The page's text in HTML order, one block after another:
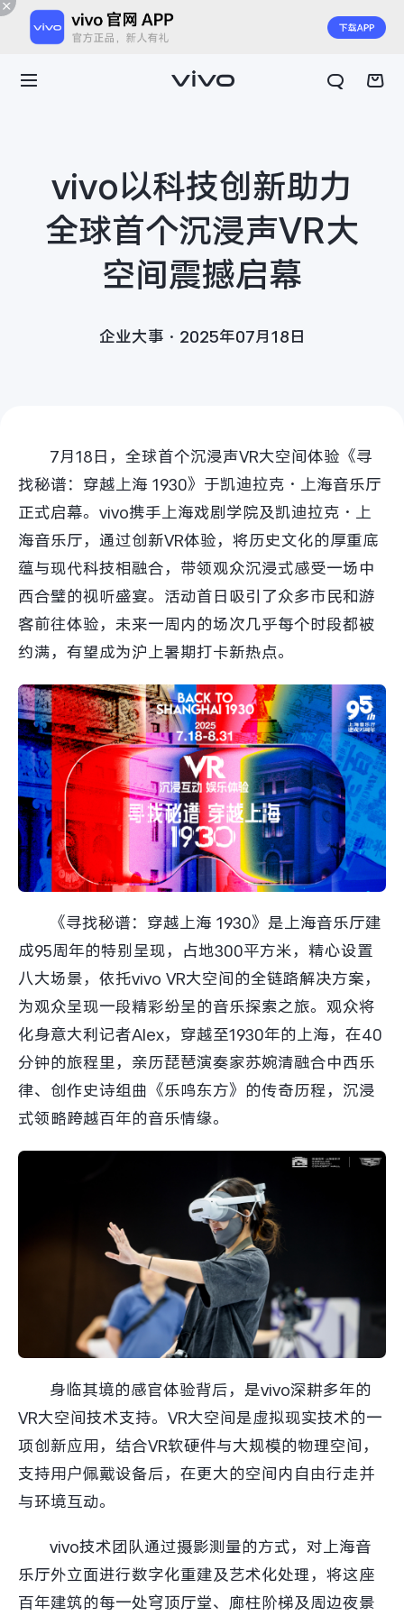
X300 Ultra X300s
X300 Pro X300
X Fold5 X200 Ultra
全部X机型
S50 Pro mini
S30 Pro mini S30
S20 Pro
Y600 Turbo Y600 Pro
Y6 Y60
对比Y机型
iQOO Neo11 至尊版 预约 iQOO Z11S 预约
iQOO Z11i iQOO 15T
iQOO Z11 iQOO 15 Ultra
iQOO Z11 Turbo iQOO Neo11
全部iQOO机型 对比iQOO机型
vivo TWS 5 Pro vivo Pad6 Pro
vivo 头戴降噪耳机 vivo TWS 5e
iQOO Pad6 Pro iQOO TWS 5e
vivo WATCH GT 2 vivo Vision
全部智能硬件
vivo以科技创新助力
全球首个沉浸声VR大
空间震撼启幕
企业大事·2025年07月18日
7月18日，全球首个沉浸声VR大空间体验《寻
找秘谱：穿越上海 1930》于凯迪拉克·上海音乐厅
正式启幕。vivo携手上海戏剧学院及凯迪拉克·上
海音乐厅，通过创新VR体验，将历史文化的厚重底
蕴与现代科技相融合，带领观众沉浸式感受一场中
西合璧的视听盛宴。活动首日吸引了众多市民和游
客前往体验，未来一周内的场次几乎每个时段都被
约满，有望成为沪上暑期打卡新热点。
《寻找秘谱：穿越上海 1930》是上海音乐厅建
成95周年的特别呈现，占地300平方米，精心设置
八大场景，依托vivo VR大空间的全链路解决方案，
为观众呈现一段精彩纷呈的音乐探索之旅。观众将
化身意大利记者Alex，穿越至1930年的上海，在40
分钟的旅程里，亲历琵琶演奏家苏婉清融合中西乐
律、创作史诗组曲《乐鸣东方》的传奇历程，沉浸
式领略跨越百年的音乐情缘。
身临其境的感官体验背后，是vivo深耕多年的
VR大空间技术支持。VR大空间是虚拟现实技术的一
项创新应用，结合VR软硬件与大规模的物理空间，
支持用户佩戴设备后，在更大的空间内自由行走并
与环境互动。
vivo技术团队通过摄影测量的方式，对上海音
乐厅外立面进行数字化重建及艺术化处理，将这座
百年建筑的每一处穹顶厅堂、廊柱阶梯及周边夜景